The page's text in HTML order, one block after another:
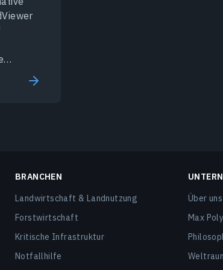
BRANCHEN
Landwirtschaft & Landnutzung
Forstwirtschaft
Kritische Infrastruktur
Notfallhilfe
Über uns
Max